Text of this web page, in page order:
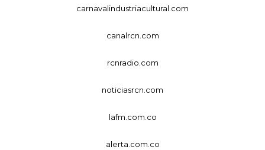
carnavalindustriacultural.com
canalrcn.com
rcnradio.com
noticiasrcn.com
lafm.com.co
alerta.com.co